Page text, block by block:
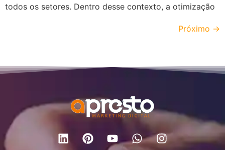
todos os setores. Dentro desse contexto, a otimização
Próximo →